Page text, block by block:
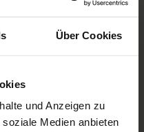
Über Cookies
und Anzeigen zu
Medien anbieten
öffentliches